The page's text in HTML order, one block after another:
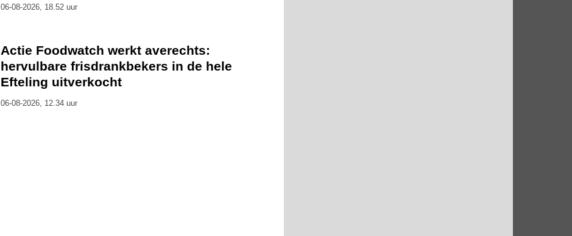
06-08-2026, 18.52 uur
Actie Foodwatch werkt averechts:
hervulbare frisdrankbekers in de hele
Efteling uitverkocht
06-08-2026, 12.34 uur